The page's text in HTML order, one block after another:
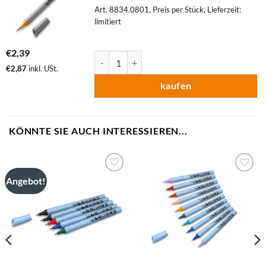
Art. 8834.0801, Preis per Stück, Lieferzeit:
limitiert
€2,39
€2,87 inkl. USt.
kaufen
KÖNNTE SIE AUCH INTERESSIEREN...
Angebot!
hinzufügen
Merkzettel
hinzufügen